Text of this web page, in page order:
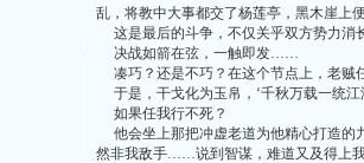
乱，将教中大事都交了杨莲亭，黑木崖上
这是最后的斗争，不仅关乎双方势力消
决战如箭在弦，一触即发……
凑巧？还是不巧？在这个节点上，老贼
于是，干戈化为玉帛，‘千秋万载一统江
如果任我行不死？
他会坐上那把冲虚老道为他精心打造的
然非我敌手……说到智谋，难道又及得上